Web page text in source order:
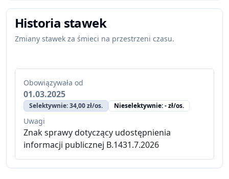
Historia stawek
Zmiany stawek za śmieci na przestrzeni czasu.
Obowiązywała od
01.03.2025
Selektywnie: 34,00 zł/os. Nieselektywnie: - zł/os.
Uwagi
Znak sprawy dotyczący udostępnienia
informacji publicznej B.1431.7.2026